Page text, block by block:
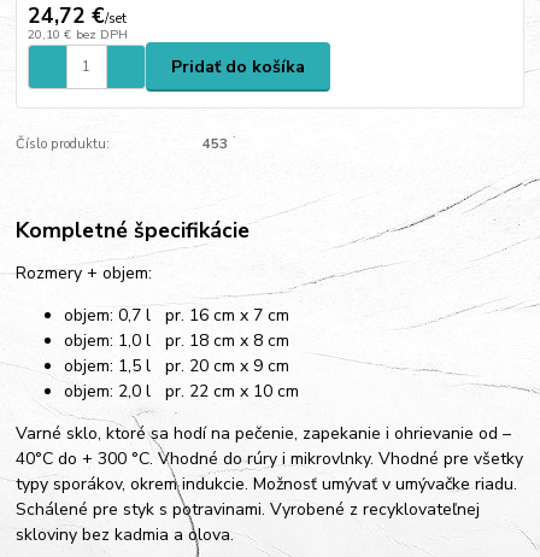
24,72 €/set
20,10 € bez DPH
Pridať do košíka
Číslo produktu: 453
Kompletné špecifikácie
Rozmery + objem:
objem: 0,7 l pr. 16 cm x 7 cm
objem: 1,0 l pr. 18 cm x 8 cm
objem: 1,5 l pr. 20 cm x 9 cm
objem: 2,0 l pr. 22 cm x 10 cm
Varné sklo, ktoré sa hodí na pečenie, zapekanie i ohrievanie od –
40°C do + 300 °C. Vhodné do rúry i mikrovlnky. Vhodné pre všetky
typy sporákov, okrem indukcie. Možnosť umývať v umývačke riadu.
Schálené pre styk s potravinami. Vyrobené z recyklovateľnej
skloviny bez kadmia a olova.